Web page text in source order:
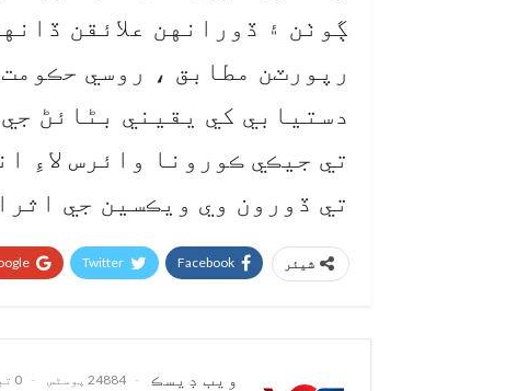
ڳوٺن ۽ ڏورانهن علائقن
رپورٽن مطابق ، روسي
دستيابي کي يقيني بڻائڻ
تي جيڪي ڪورونا وائرس لاءِ
تي ڏورون وي ويڪسين جي
شیئر Facebook
Twitter
ويب ڊيسڪ 24884 پوسٹس 0 تبصرے